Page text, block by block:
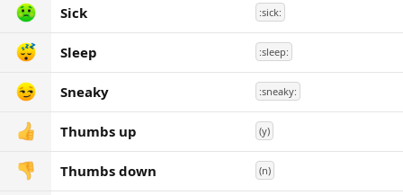
Sick :sick:
Sleep :sleep:
Sneaky :sneaky:
Thumbs up (y)
Thumbs down (n)